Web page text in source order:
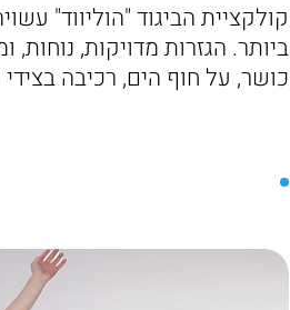
קולקציית הביגוד "הוליווד"
ביותר. הגזרות מדויקות,
כושר, על חוף הים, רכיבה